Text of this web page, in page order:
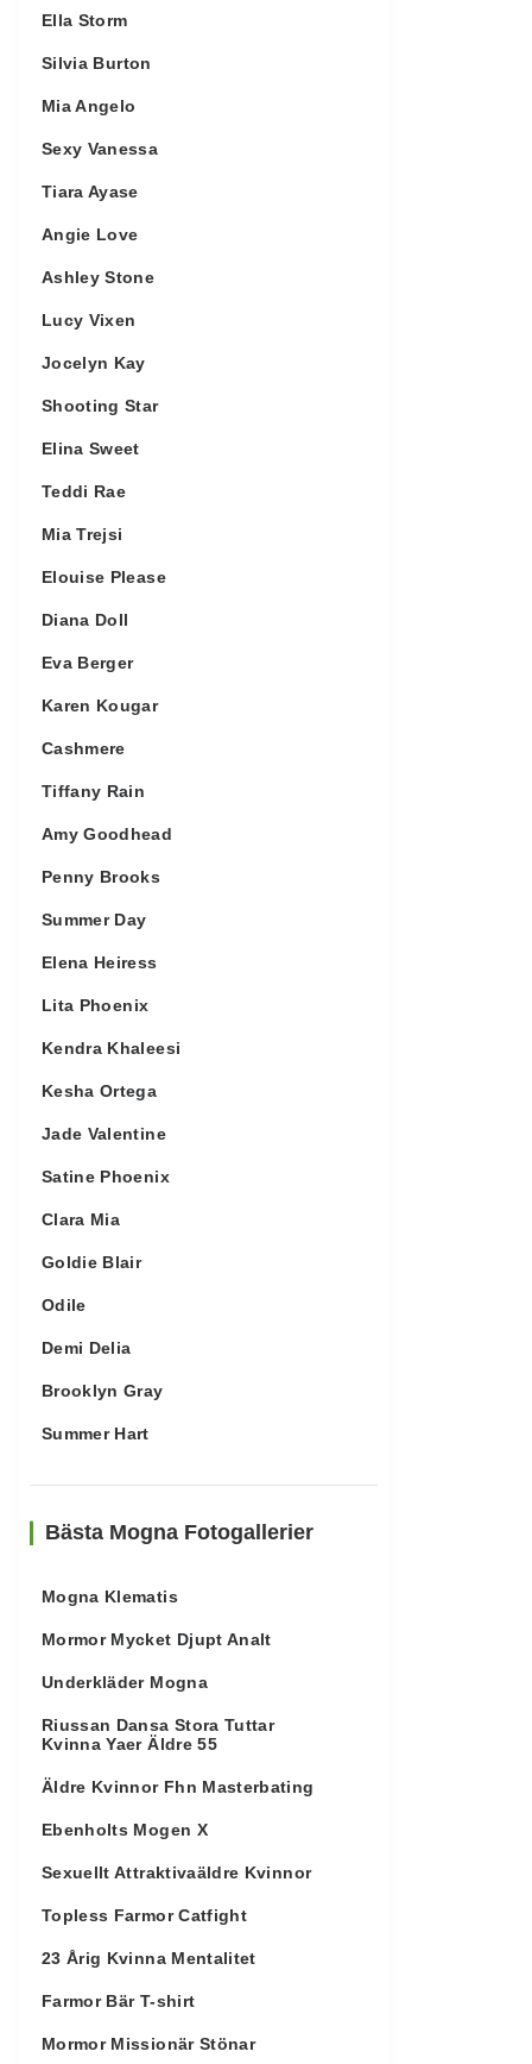
Ella Storm
Silvia Burton
Mia Angelo
Sexy Vanessa
Tiara Ayase
Angie Love
Ashley Stone
Lucy Vixen
Jocelyn Kay
Shooting Star
Elina Sweet
Teddi Rae
Mia Trejsi
Elouise Please
Diana Doll
Eva Berger
Karen Kougar
Cashmere
Tiffany Rain
Amy Goodhead
Penny Brooks
Summer Day
Elena Heiress
Lita Phoenix
Kendra Khaleesi
Kesha Ortega
Jade Valentine
Satine Phoenix
Clara Mia
Goldie Blair
Odile
Demi Delia
Brooklyn Gray
Summer Hart
Bästa Mogna Fotogallerier
Mogna Klematis
Mormor Mycket Djupt Analt
Underkläder Mogna
Riussan Dansa Stora Tuttar
Kvinna Yaer Äldre 55
Äldre Kvinnor Fhn Masterbating
Ebenholts Mogen X
Sexuellt Attraktivaäldre Kvinnor
Topless Farmor Catfight
23 Årig Kvinna Mentalitet
Farmor Bär T-shirt
Mormor Missionär Stönar